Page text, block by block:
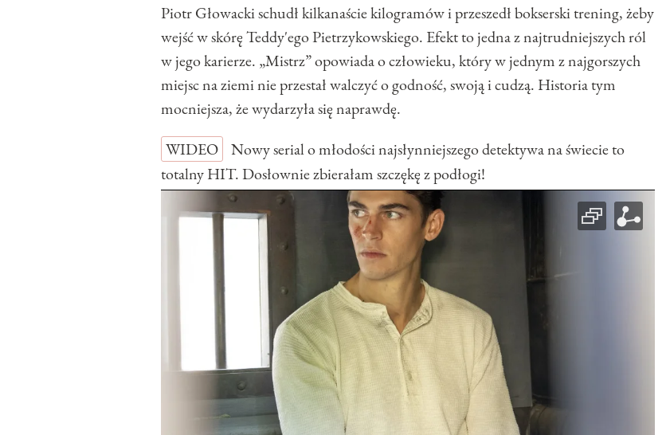
Piotr Głowacki schudł kilkanaście kilogramów i przeszedł bokserski trening, żeby
wejść w skórę Teddy'ego Pietrzykowskiego. Efekt to jedna z najtrudniejszych ról
w jego karierze. „Mistrz” opowiada o człowieku, który w jednym z najgorszych
miejsc na ziemi nie przestał walczyć o godność, swoją i cudzą. Historia tym
mocniejsza, że wydarzyła się naprawdę.
WIDEO
Nowy serial o młodości najsłynniejszego detektywa na świecie to
totalny HIT. Dosłownie zbierałam szczękę z podłogi!